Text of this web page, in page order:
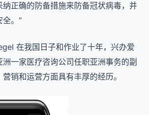
正确的防备措施来防备冠状病毒，并
。”
在我国日子和作业了十年，兴办爱
一家医疗咨询公司任职亚洲事务的副
销和运营方面具有丰厚的经历。